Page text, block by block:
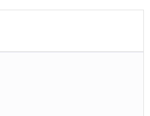
hayatını kaybetti!